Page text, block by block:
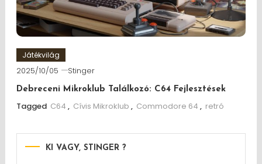
Játékvilág
2025/10/05 Stinger
Debreceni Mikroklub Találkozó: C64 Fejlesztések
Tagged C64 , Cívis Mikroklub , Commodore 64 , retró
KI VAGY, STINGER ?